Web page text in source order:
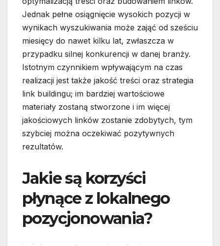
Jednak pełne osiągnięcie wysokich pozycji w
wynikach wyszukiwania może zająć od sześciu
miesięcy do nawet kilku lat, zwłaszcza w
przypadku silnej konkurencji w danej branży.
Istotnym czynnikiem wpływającym na czas
realizacji jest także jakość treści oraz strategia
link buildingu; im bardziej wartościowe
materiały zostaną stworzone i im więcej
jakościowych linków zostanie zdobytych, tym
szybciej można oczekiwać pozytywnych
rezultatów.
Jakie są korzyści
płynące z lokalnego
pozycjonowania?